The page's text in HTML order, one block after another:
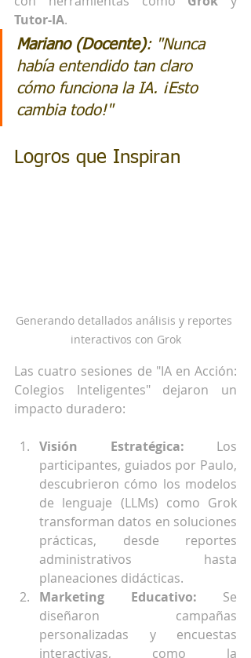
Tutor-IA.
Mariano (Docente): "Nunca
había entendido tan claro
cómo funciona la IA. ¡Esto
cambia todo!"
Logros que Inspiran
Generando detallados análisis y reportes
interactivos con Grok
Las cuatro sesiones de "IA en Acción:
Colegios Inteligentes" dejaron un
impacto duradero:
Visión Estratégica: Los
participantes, guiados por Paulo,
descubrieron cómo los modelos
de lenguaje (LLMs) como Grok
transforman datos en soluciones
prácticas, desde reportes
administrativos hasta
planeaciones didácticas.
Marketing Educativo: Se
diseñaron campañas
personalizadas y encuestas
interactivas, como la